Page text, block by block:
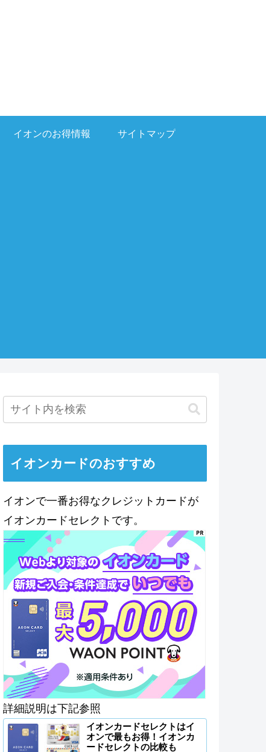
イオンのお得情報 サイトマップ
イオンカードのおすすめ
イオンで一番お得なクレジットカードが
イオンカードセレクトです。
詳細説明は下記参照
イオンカードセレクトはイ
オンで最もお得！イオンカ
ードセレクトの比較も